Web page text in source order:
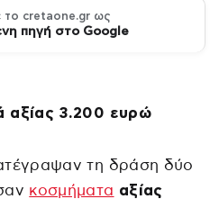
το cretaone.gr ως
πηγή στο Google
αξίας 3.200 ευρώ
τη δράση δύο
κοσμήματα αξίας